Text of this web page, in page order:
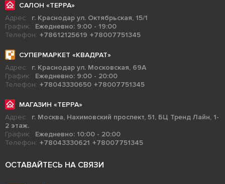
САЛОН «ТЕРРА»
Адрес:
г. Краснодар ул. Октябрьская, 15/1
График:
Ежедневно: 9:00 - 19:00
Телефон: +78612125619 +78007751345
СУПЕРМАРКЕТ «КВАДРАТ»
Адрес:
г. Краснодар ул. Московская, 69А
График:
Ежедневно: 9:00 - 20:00
Телефон: +78043330650 +78007751345
МАГАЗИН «ТЕРРА»
Адрес:
г. Москва, Нахимовский проспект, 51, БЦ Тренд Лайн, 1-
2 этаж.
График:
Ежедневно: 10:00 - 20:00
Телефон: +78043330621 +78007751345
ОСТАВАЙТЕСЬ НА СВЯЗИ